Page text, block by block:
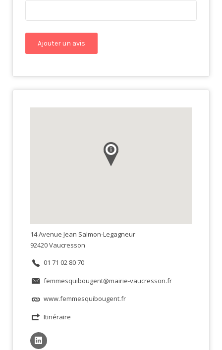
14 Avenue Jean Salmon-Legagneur
92420 Vaucresson
01 71 02 80 70
femmesquibougent@mairie-vaucresson.fr
www.femmesquibougent.fr
Itinéraire